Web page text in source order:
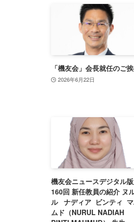
「機友会」会長就任のご
2026年6月22日
機友会ニュースデジタル
160回 新任教員の紹介 ヌ
ル ナディア ビンティ
ムド（NURUL NADIAH